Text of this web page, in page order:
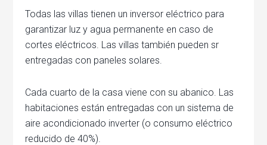
Todas las villas tienen un inversor eléctrico para
garantizar luz y agua permanente en caso de
cortes eléctricos. Las villas también pueden sr
entregadas con paneles solares.
Cada cuarto de la casa viene con su abanico. Las
habitaciones están entregadas con un sistema de
aire acondicionado inverter (o consumo eléctrico
reducido de 40%).